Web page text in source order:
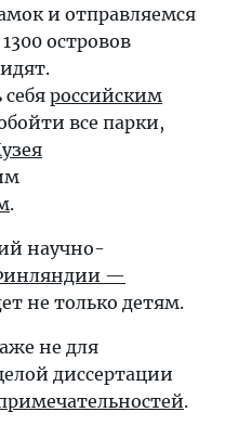
и отправляемся
островов
российским
все парки,
.
научно-
—
не только детям.
не для
диссертации
.